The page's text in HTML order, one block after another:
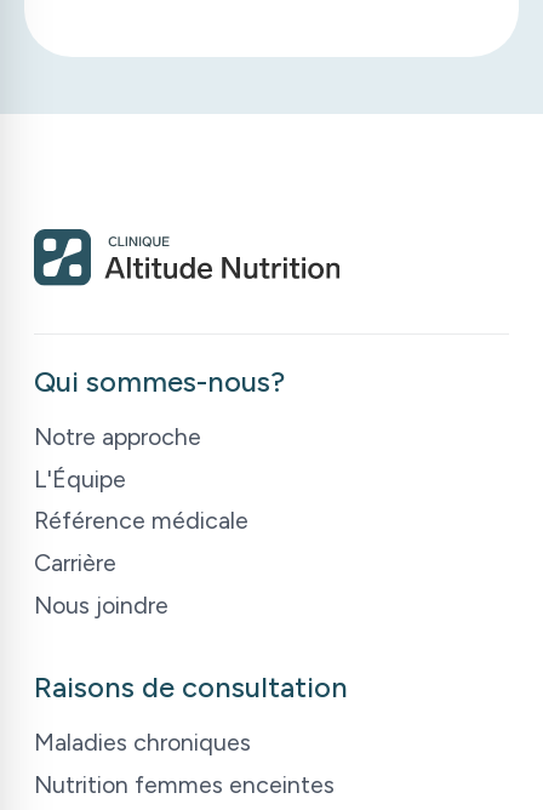
Qui sommes-nous?
Notre approche
L'Équipe
Référence médicale
Carrière
Nous joindre
Raisons de consultation
Maladies chroniques
Nutrition femmes enceintes